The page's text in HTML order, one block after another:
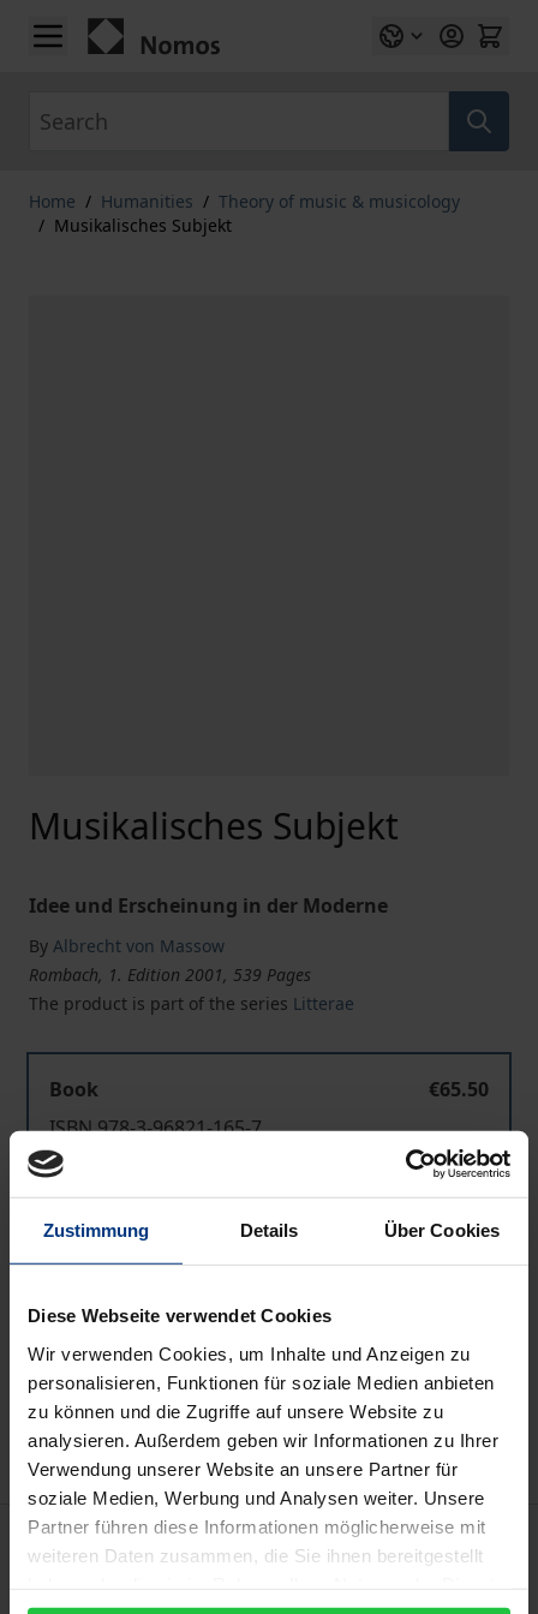
Zustimmung Details Über Cookies
Diese Webseite verwendet Cookies
Wir verwenden Cookies, um Inhalte und Anzeigen zu
personalisieren, Funktionen für soziale Medien anbieten
zu können und die Zugriffe auf unsere Website zu
analysieren. Außerdem geben wir Informationen zu Ihrer
Verwendung unserer Website an unsere Partner für
soziale Medien, Werbung und Analysen weiter. Unsere
Partner führen diese Informationen möglicherweise mit
weiteren Daten zusammen, die Sie ihnen bereitgestellt
Skip to Content
Home / Humanities / Theory of music & musicology
/ Musikalisches Subjekt
Musikalisches Subjekt
Idee und Erscheinung in der Moderne
By Albrecht von Massow
Rombach, 1. Edition 2001, 539 Pages
The product is part of the series Litterae
Book
€65.50
ISBN 978-3-96821-165-7
Available
Add to Cart
Add to Wish List
Delivery cost notice
Description
An der Verwendung des Begriffs »Subjekt« in